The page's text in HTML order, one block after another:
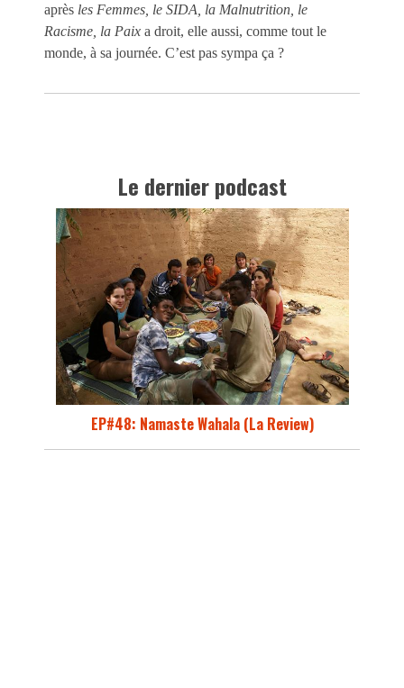
après les Femmes, le SIDA, la Malnutrition, le
Racisme, la Paix a droit, elle aussi, comme tout le
monde, à sa journée. C’est pas sympa ça ?
Le dernier podcast
EP#48: Namaste Wahala (La Review)